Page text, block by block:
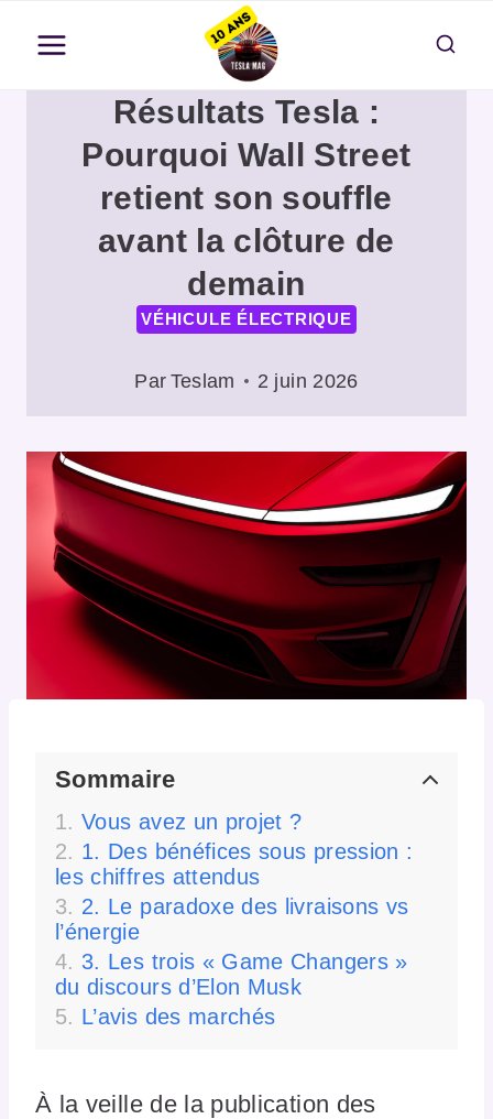
contenu
Résultats Tesla :
Pourquoi Wall Street
retient son souffle
avant la clôture de
demain
VÉHICULE ÉLECTRIQUE
Par Teslam 2 juin 2026
Sommaire
Vous avez un projet ?
1. Des bénéfices sous pression :
les chiffres attendus
2. Le paradoxe des livraisons vs
l’énergie
3. Les trois « Game Changers »
du discours d’Elon Musk
L’avis des marchés
À la veille de la publication des